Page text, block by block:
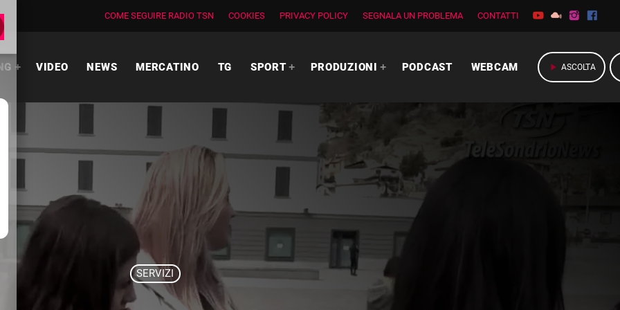
COME SEGUIRE RADIO TSN COOKIES PRIVACY POLICY SEGNALA UN PROBLEMA CONTATTI
VIDEO NEWS MERCATINO TG SPORT PRODUZIONI PODCAST WEBCAM play_arrow ASCOLTA
SERVIZI